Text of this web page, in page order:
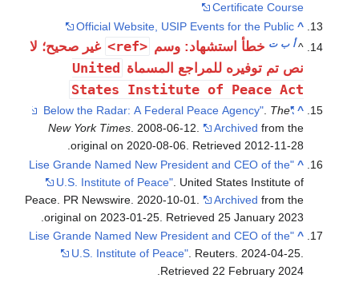
Certificate
Official Website, USIP Events for the Public
خطأ استشهاد: وسم<ref>
غير صحيح؛ لا
تم توفيره للمراجع المسماةUnited
States Institute of Peace
New York Times. 2008-06-12. Archived
original on 2020-08-06. Retrieved
.
"Lise Grande Named New President and CEO of the
U.S. Institute of Peace". United States Institute
Peace. PR Newswire. 2020-10-01.
Archived
original on 2023-01-25. Retrieved25 January
.
"Lise Grande Named New President and CEO of the
U.S. Institute of Peace". Reuters. 2024-04-
Retrieved 22 February
.